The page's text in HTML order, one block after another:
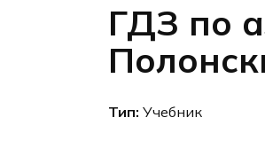
ГДЗ по
Тип: Учебник